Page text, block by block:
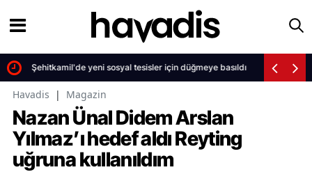
Şehitkamil'de yeni sosyal tesisler için düğmeye basıldı
Havadis | Magazin
Nazan Ünal Didem Arslan
Yılmaz’ı hedef aldı Reyting
uğruna kullanıldım